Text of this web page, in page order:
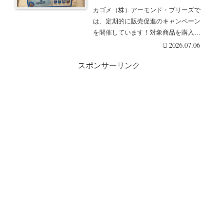
るキャンペーンの開催店はど
こ？
カゴメ（株）アーモンド・ブリーズで
は、定期的に販売促進のキャンペーン
を開催しています！対象商品を購入す
るとダルビッシュ有・・・続きを読む
2026.07.06
スポンサーリンク